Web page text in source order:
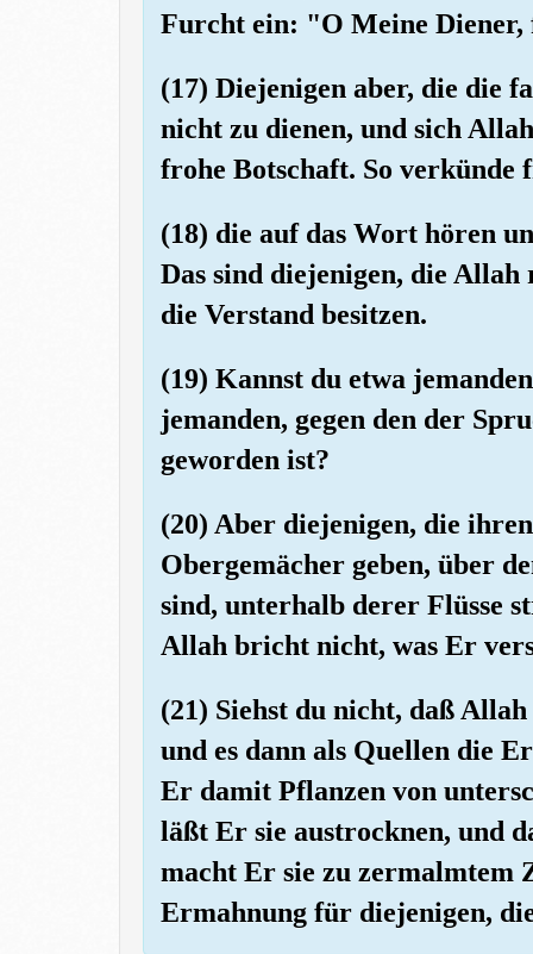
Furcht ein: "O Meine
(17) Diejenigen aber, die die
nicht zu dienen, und sich
frohe Botschaft. So verkünde
(18) die auf das Wort hören
Das sind diejenigen, die
die Verstand besitzen.
(19) Kannst du etwa
jemanden, gegen den der
geworden ist?
(20) Aber diejenigen, die
Obergemächer geben, über
sind, unterhalb derer Flüsse
Allah bricht nicht, was Er
(21) Siehst du nicht, daß
und es dann als Quellen die
Er damit Pflanzen von
läßt Er sie austrocknen, und
macht Er sie zu zermalmtem
Ermahnung für diejenigen,